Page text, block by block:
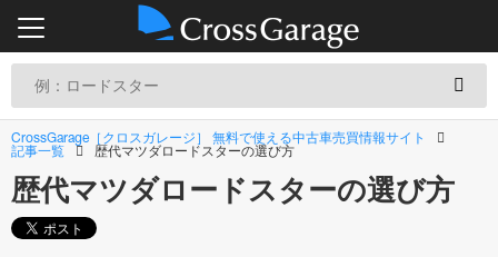
CrossGarage［クロスガレージ］ 無料で使える中古車売買情報サイト
記事一覧
歴代マツダロードスターの選び方
歴代マツダロードスターの選び方